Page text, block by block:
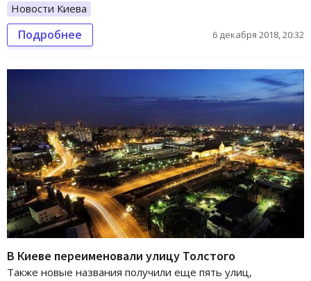
Новости Киева
Подробнее 6 декабря 2018, 20:32
В Киеве переименовали улицу Толстого
Также новые названия получили еще пять улиц,